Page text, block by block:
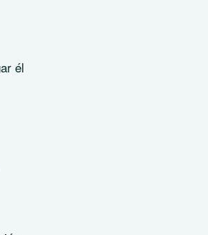
él